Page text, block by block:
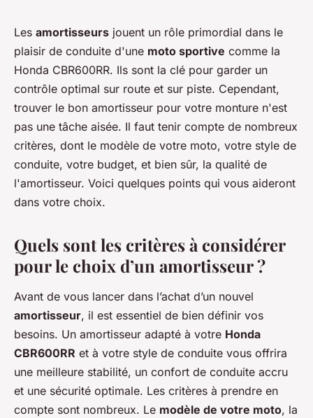
Comment choisir un
amortisseur arrière pour une
Honda CBR600RR en usage
sportif ?
Victor 5 min de lecture
Les amortisseurs jouent un rôle primordial dans le
plaisir de conduite d'une moto sportive comme la
Honda CBR600RR. Ils sont la clé pour garder un
contrôle optimal sur route et sur piste. Cependant,
trouver le bon amortisseur pour votre monture n'est
pas une tâche aisée. Il faut tenir compte de nombreux
critères, dont le modèle de votre moto, votre style de
conduite, votre budget, et bien sûr, la qualité de
l'amortisseur. Voici quelques points qui vous aideront
dans votre choix.
Quels sont les critères à considérer
pour le choix d’un amortisseur ?
Avant de vous lancer dans l’achat d’un nouvel
amortisseur, il est essentiel de bien définir vos
besoins. Un amortisseur adapté à votre Honda
CBR600RR et à votre style de conduite vous offrira
une meilleure stabilité, un confort de conduite accru
et une sécurité optimale. Les critères à prendre en
compte sont nombreux. Le modèle de votre moto, la